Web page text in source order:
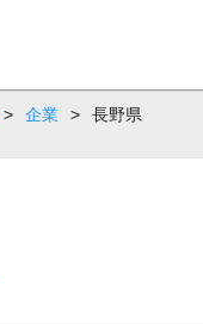
> 企業 > 長野県